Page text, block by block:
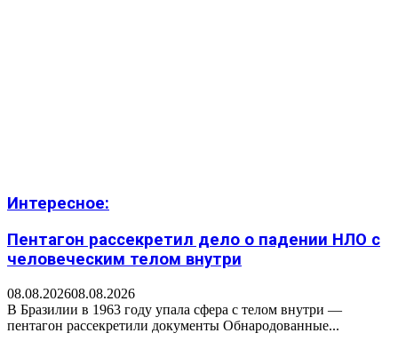
Интересное:
Пентагон рассекретил дело о падении НЛО с
человеческим телом внутри
08.08.202608.08.2026
В Бразилии в 1963 году упала сфера с телом внутри —
пентагон рассекретили документы Обнародованные...